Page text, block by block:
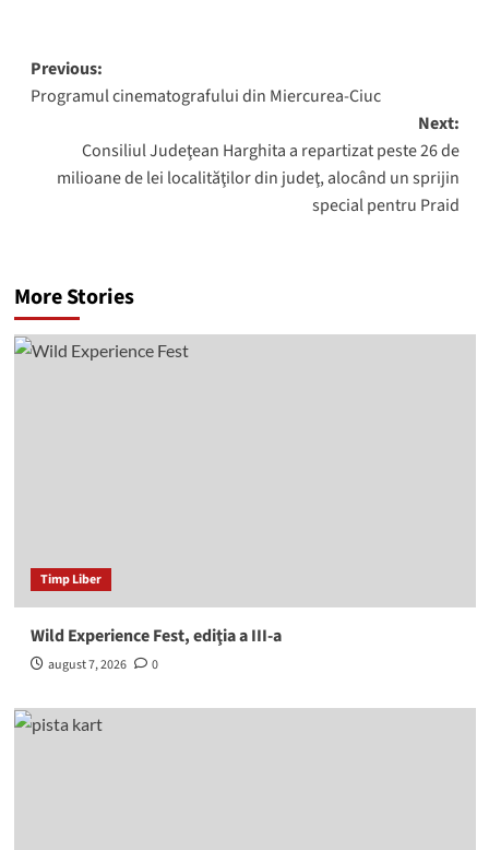
Post
navigation
Previous:
Programul cinematografului din Miercurea-Ciuc
Next:
Consiliul Judeţean Harghita a repartizat peste 26 de
milioane de lei localităţilor din judeţ, alocând un sprijin
special pentru Praid
More Stories
Timp Liber
Wild Experience Fest, ediţia a III-a
august 7, 2026 0